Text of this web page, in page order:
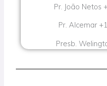
Pr. João
Pr. Alcemar
Presb.